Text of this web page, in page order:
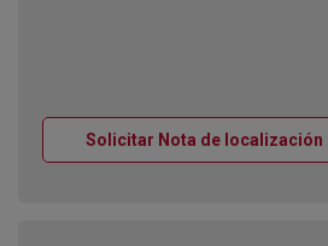
Solicitar Nota de localización